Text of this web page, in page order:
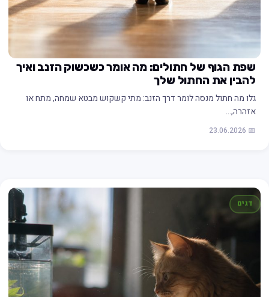
שפת הגוף של חתולים: מה אומר כשכשוק הזנב ואיך
להבין את החתול שלך
גלו מה חתול מנסה לומר דרך הזנב: מתי קשקוש מבטא שמחה, מתח או
אזהרה,…
📅 23.06.2026
דגים